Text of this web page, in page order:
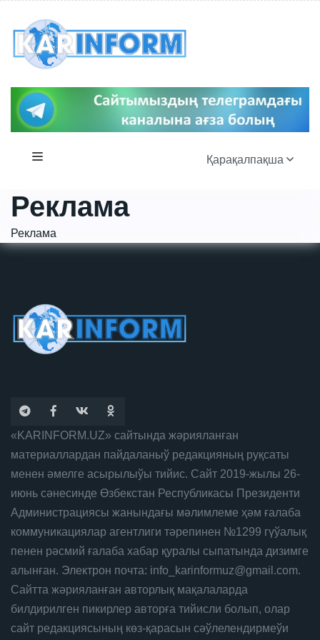
Қарақалпақша
Реклама
Реклама
«KARINFORM.UZ» сайтында жәрияланған
материаллардан пайдаланыў редакцияның руқсаты
менен әмелге асырылыўы тийис. Сайт 2019-жылы 26-
июнь сәнесинде Өзбекстан Республикасы Президенти
Администрациясы жанындағы мәлимлеме ҳәм ғалаба
коммуникациялар агентлиги тәрепинен №1299 гүўалық
пенен рәсмий ғалаба хабар қуралы сыпатында дизимге
алынған. Электрон почта: info_karinformuz@gmail.com.
Сайтта жәрияланған авторлық мақалаларда
билдирилген пикирлер авторға тийисли болып, олар
сайт редакциясының көз-қарасын сәўлелендирмеўи